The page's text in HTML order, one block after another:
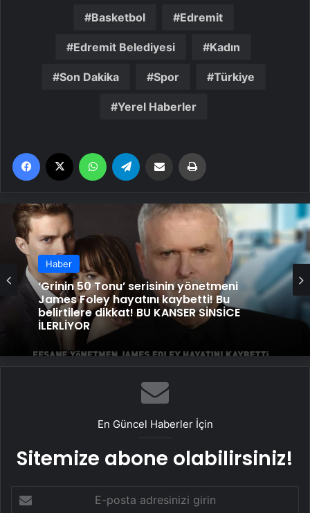
Basketbol Edremit
Edremit Belediyesi Kadın
Son Dakika Spor Türkiye
Yerel Haberler
Facebook WhatsApp Email'den paylaş
Haber
‘Grinin 50 Tonu’ serisinin yönetmeni
James Foley hayatını kaybetti! Bu
belirtilere dikkat! BU KANSER SİNSİCE
İLERLİYOR
En Güncel Haberler İçin
Sitemize abone olabilirsiniz!
posta